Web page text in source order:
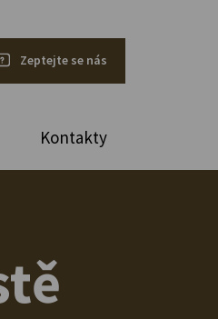
Zeptejte se nás
Kontakty